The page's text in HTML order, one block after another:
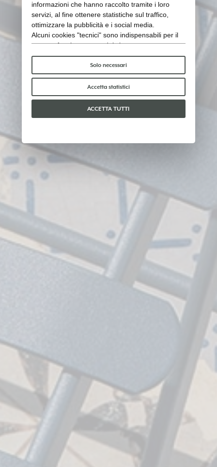
informazioni che hanno raccolto tramite i loro
servizi, al fine ottenere statistiche sul traffico,
ottimizzare la pubblicità e i social media.
Alcuni cookies "tecnici" sono indispensabili per il
corretto funzionamento del sito e non trattano o
condividono con terzi alcun dato personale. Per
saperne di più puoi consultare la nostra
policy.
Per favore, scegli quali cookie accettare:
Solo necessari
Accetta statistici
ACCETTA TUTTI